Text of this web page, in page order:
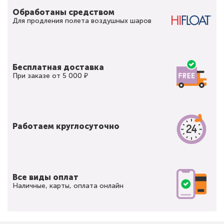
Обработаны средством
Для продления полета воздушных шаров
Бесплатная доставка
При заказе от 5 000 ₽
Работаем круглосуточно
Все виды оплат
Наличные, карты, оплата онлайн